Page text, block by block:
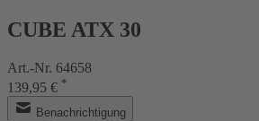
CUBE ATX 30
Art.-Nr. 64658
139,95 € *
Benachrichtigung